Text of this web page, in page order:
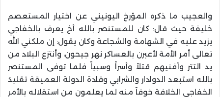
والعجيب ما ذكره المؤرخ اليونيني عن اختيار المستعصم
خليفة حيث قال: كان للمستنصر بالله أخ يعرف بالخفاجي
يزيد عليه في الشهامة والشجاعة وكان يقول: إن ملكني الله
تعالى أمر الأمة لأعبرن بالعساكر نهر جيحون، وأنتزع البلاد من
يد التتر وأفنيهم قتلاً وأسراً وسبياً فلما توفى المستنصر
بالله استبعد الدوادار والشرابي وقادة الدولة العميقة تقليدَ
الخفاجى الخلافة خوفاً منه لما يعلمون من استقلاله بالأمر